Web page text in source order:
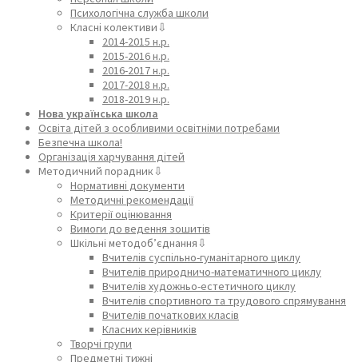
Психологічна служба школи
Класні колективи⇩
2014-2015 н.р.
2015-2016 н.р.
2016-2017 н.р.
2017-2018 н.р.
2018-2019 н.р.
Нова українська школа
Освіта дітей з особливими освітніми потребами
Безпечна школа!
Організація харчування дітей
Методичний порадник⇩
Нормативні документи
Методичні рекомендації
Критерії оцінювання
Вимоги до ведення зошитів
Шкільні методоб’єднання⇩
Вчителів суспільно-гуманітарного циклу
Вчителів природничо-математичного циклу
Вчителів художньо-естетичного циклу
Вчителів спортивного та трудового спрямування
Вчителів початкових класів
Класних керівників
Творчі групи
Предметні тижні